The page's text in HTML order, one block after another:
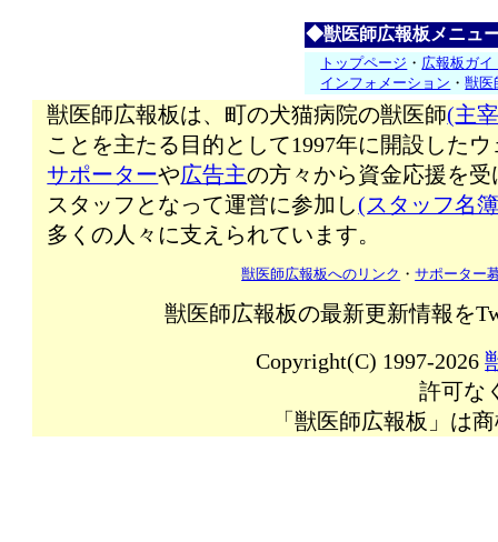
◆獣医師広報板メニュ
トップページ ・ 広報板ガイ
インフォメーション ・獣医
獣医師広報板は、町の犬猫病院の獣医師(主
ことを主たる目的として1997年に開設した
サポーターや広告主の方々から資金応援を受
スタッフとなって運営に参加し(スタッフ名
多くの人々に支えられています。
獣医師広報板へのリンク ・サポーター
獣医師広報板の最新更新情報を
Copyright(C) 1997-2026
許可な
「獣医師広報板」は